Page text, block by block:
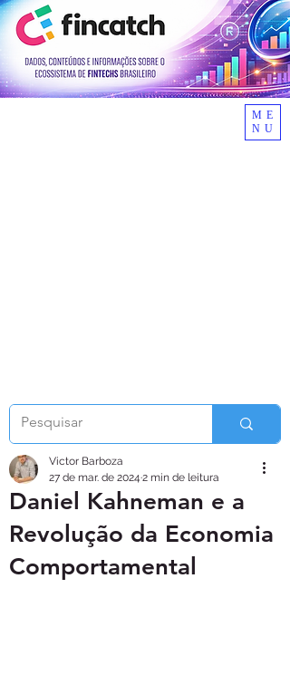
ME
NU
Daniel Kahneman e a
Revolução da Economia
Comportamental
Victor Barboza
27 de mar. de 2024 2 min de leitura